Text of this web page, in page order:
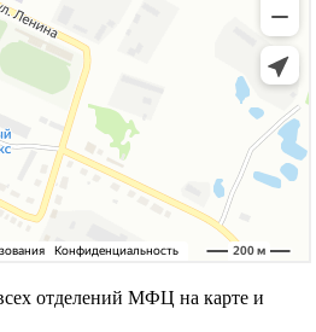
отделений МФЦ на карте и